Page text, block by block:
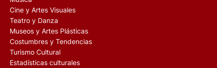
Cine y Artes Visuales
Teatro y Danza
Museos y Artes Plásticas
Costumbres y Tendencias
Turismo Cultural
Estadísticas culturales